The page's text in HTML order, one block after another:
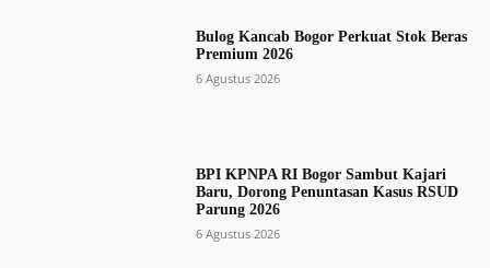
Bulog Kancab Bogor Perkuat Stok Beras
Premium 2026
6 Agustus 2026
BPI KPNPA RI Bogor Sambut Kajari
Baru, Dorong Penuntasan Kasus RSUD
Parung 2026
6 Agustus 2026